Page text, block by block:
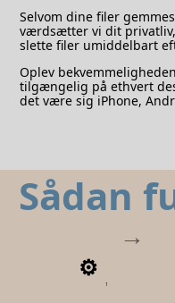
Selvom dine filer
værdsætter vi dit
slette filer umiddelbart
Oplev
tilgængelig på ethvert
det være sig iPhone,
Sådan
1